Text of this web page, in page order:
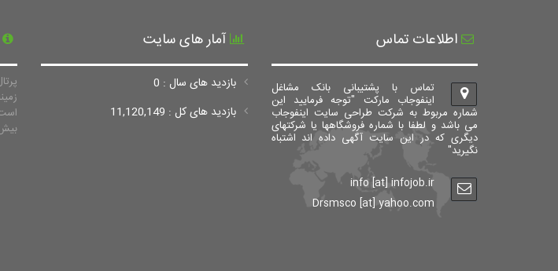
اطلاعات تماس
تماس با پشتیبانی بانک مشاغل
اینفوجاب مارکت "توجه فرمایید این
شماره مربوط به شرکت طراحی سایت اینفوجاب
می باشد و لطفا با شماره فروشگاهها یا شرکتهای
دیگری که در این سایت آگهی داده اند اشتباه
نگیرید"
info [at] infojob.ir
Drsmsco [at] yahoo.com
آمار های سایت
بازدید های سال : 0
بازدید های کل : 11,120,149
بیش از 3 میلیون